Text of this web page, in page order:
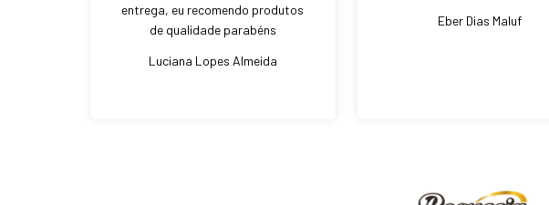
entrega, eu recomendo produtos
de qualidade parabéns
Luciana Lopes Almeida
Eber Dias Maluf